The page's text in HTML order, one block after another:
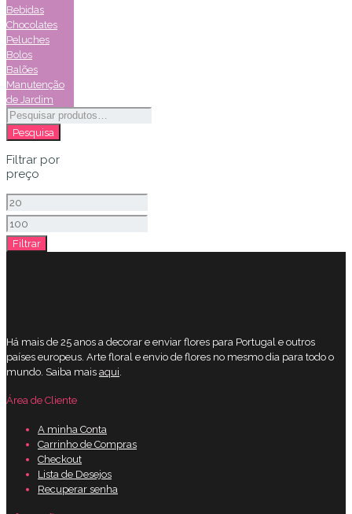
Bebidas
Chocolates
Peluches
Bolos
Balões
Manutenção
de Jardim
Pesquisar
por:
Pesquisa
Filtrar por
preço
Preço
mínimo
Preço
máximo
Filtrar
Há mais de 25 anos a decorar e enviar flores para Portugal e outros
países europeus. Arte floral e envio de flores no mesmo dia para todo o
mundo. Saiba mais aqui.
Área de Cliente
A minha Conta
Carrinho de Compras
Checkout
Lista de Desejos
Recuperar senha